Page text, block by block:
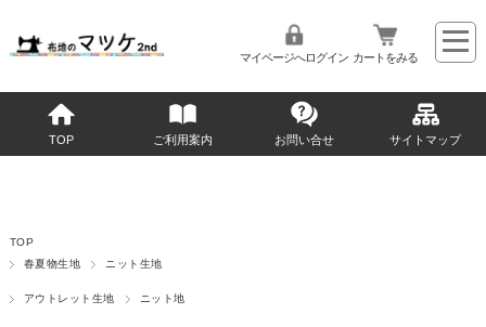
マイページへログイン カートをみる
TOP ご利用案内 お問い合せ サイトマップ
TOP
春夏物生地
ニット生地
アウトレット生地 ニット地